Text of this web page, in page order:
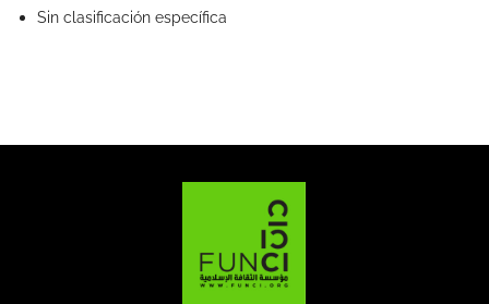
Sin clasificación específica